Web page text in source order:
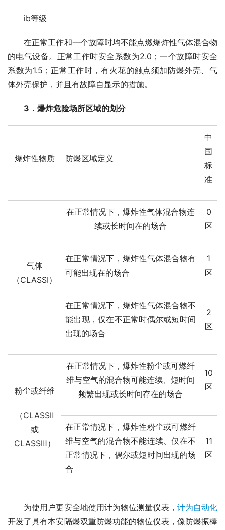
ib等级
在正常工作和一个故障时均不能点燃爆炸性气体混合物
的电气设备。正常工作时安全系数为2.0；一个故障时安全
系数为1.5；正常工作时，有火花的触点须加防爆外壳、气
体外壳保护，并且有故障自显示的措施。
3．爆炸危险场所区域的划分
爆炸性物质 防爆区域定义
中
国
标
准
气体
（CLASSⅠ）
在正常情况下，爆炸性气体混合物连
续或长时间在的场合
0
区
在正常情况下，爆炸性气体混合物有
可能出现在的场合
1
区
在正常情况下，爆炸性气体混合物不
能出现，仅在不正常时偶尔或短时间
出现的场合
2
区
粉尘或纤维
（CLASSⅡ
或
CLASSⅢ）
在正常情况下，爆炸性粉尘或可燃纤
维与空气的混合物可能连续、短时间
频繁出现或长时间存在的场合
10
区
在正常情况下，爆炸性粉尘或可燃纤
维与空气的混合物不能连续、仅在不
正常情况下，偶尔或短时间出现的场
合
11
区
为使用户更安全地使用计为物位测量仪表， 计为自动化
开发了具有本安隔爆双重防爆功能的物位仪表，像防爆振棒